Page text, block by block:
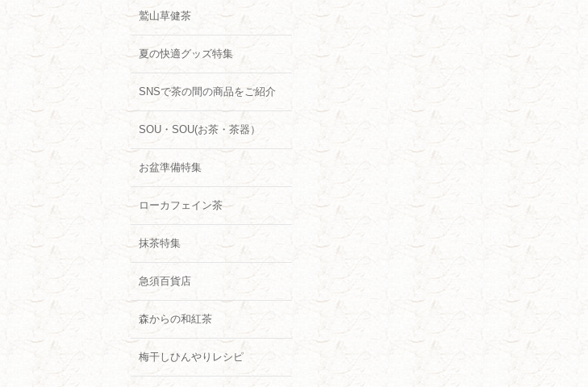
鷲山草健茶
夏の快適グッズ特集
SNSで茶の間の商品をご紹介
SOU・SOU(お茶・茶器）
お盆準備特集
ローカフェイン茶
抹茶特集
急須百貨店
森からの和紅茶
梅干しひんやりレシピ